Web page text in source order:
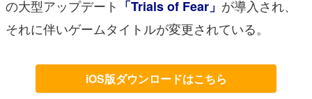
の大型アップデート 「Trials of Fear」 が導入され、
それに伴いゲームタイトルが変更されている。
iOS版ダウンロードはこちら